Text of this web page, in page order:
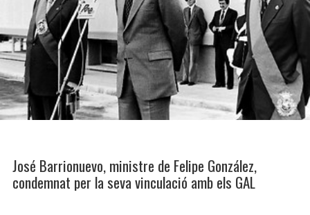
José Barrionuevo, ministre de Felipe González,
condemnat per la seva vinculació amb els GAL